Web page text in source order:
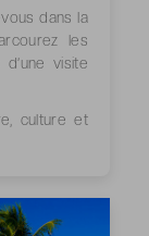
dans la
les
visite
culture et